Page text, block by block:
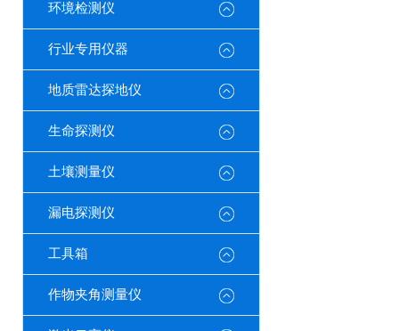
环境检测仪
行业专用仪器
地质雷达探地仪
生命探测仪
土壤测量仪
漏电探测仪
工具箱
作物夹角测量仪